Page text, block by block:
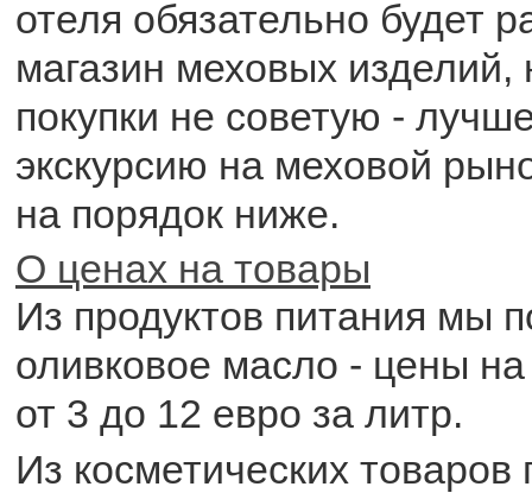
отеля обязательно будет
магазин меховых изделий,
покупки не советую -
экскурсию на меховой
на порядок ниже.
О ценах на товары
Из продуктов питания мы
оливковое масло - цены
от 3 до 12 евро за литр.
Из косметических товаров